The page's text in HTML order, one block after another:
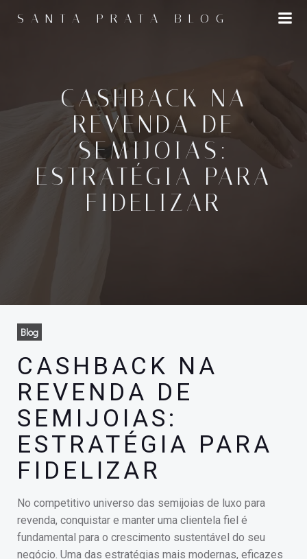
para
SANTA PRATA BLOG
CASHBACK NA
REVENDA DE
SEMIJOIAS:
ESTRATÉGIA PARA
FIDELIZAR
Blog
CASHBACK NA
REVENDA DE
SEMIJOIAS:
ESTRATÉGIA PARA
FIDELIZAR
No competitivo universo das semijoias de luxo para
revenda, conquistar e manter uma clientela fiel é
fundamental para o crescimento sustentável do seu
negócio. Uma das estratégias mais modernas, eficazes